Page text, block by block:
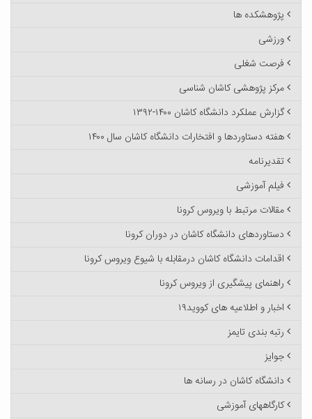
پژوهشکده ها
ورزشی
فرصت شغلی
مرکز پژوهشی کاشان شناسی
گزارش عملکرد دانشگاه کاشان ۱۴۰۰-۱۳۹۲
هفته دستاوردها و افتخارات دانشگاه کاشان سال ۱۴۰۰
تقدیرنامه
فیلم آموزشی
مقالات مرتبط با ویروس کرونا
دستاوردهای دانشگاه کاشان در دوران کرونا
اقدامات دانشگاه کاشان درمقابله با شیوع ویروس کرونا
راهنمای پیشگیری از ویروس کرونا
اخبار و اطلاعیه های کووید۱۹
رتبه بندی تایمز
جوایز
دانشگاه کاشان در رسانه ها
کارگاههای آموزشی